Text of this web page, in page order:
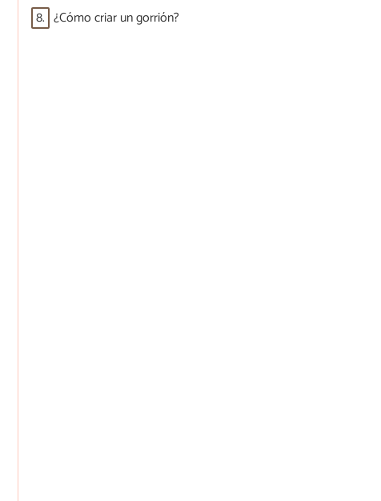
8. ¿Cómo criar un gorrión?